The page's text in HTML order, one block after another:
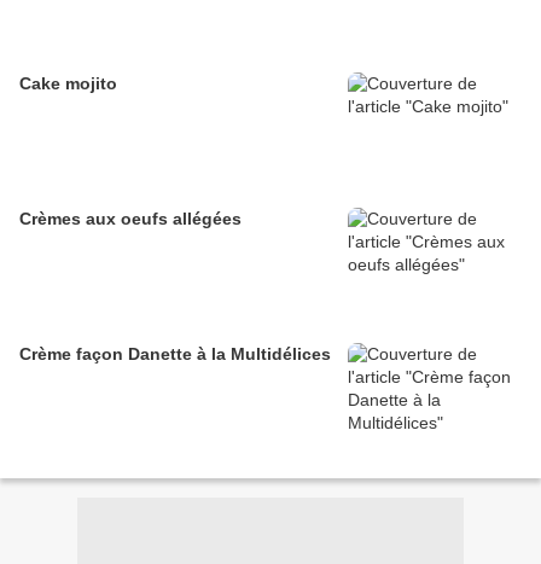
Cake mojito
Crèmes aux oeufs allégées
Crème façon Danette à la Multidélices